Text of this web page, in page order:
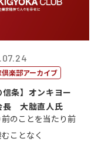
楽部アーカイブ
信条】オンキヨー
長 大朏直人氏
のことを当たり前
ことなく